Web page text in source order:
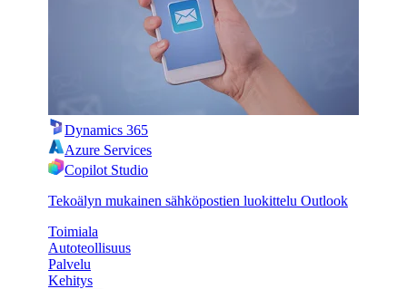
Dynamics 365
Azure Services
Copilot Studio
Tekoälyn mukainen sähköpostien luokittelu Outlook
Toimiala
Autoteollisuus
Palvelu
Kehitys